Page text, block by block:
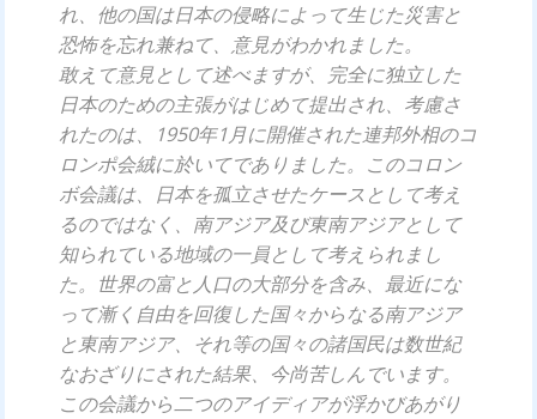
れ、他の国は日本の侵略によって生じた災害と
恐怖を忘れ兼ねて、意見がわかれました。
敢えて意見として述べますが、完全に独立した
日本のための主張がはじめて提出され、考慮さ
れたのは、1950年1月に開催された連邦外相のコ
ロンポ会絨に於いてでありました。このコロン
ボ会議は、日本を孤立させたケースとして考え
るのではなく、南アジア及び東南アジアとして
知られている地域の一員として考えられまし
た。世界の富と人口の大部分を含み、最近にな
って漸く自由を回復した国々からなる南アジア
と東南アジア、それ等の国々の諸国民は数世紀
なおざりにされた結果、今尚苦しんでいます。
この会議から二つのアイディアが浮かびあがり